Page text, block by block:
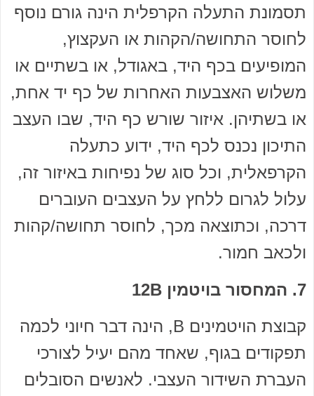
תסמונת התעלה הקרפלית הינה גורם נוסף
לחוסר התחושה/הקהות או העקצוץ,
המופיעים בכף היד, באגודל, או בשתיים או
משלוש האצבעות האחרות של כף יד אחת,
או בשתיהן. איזור שורש כף היד, שבו העצב
התיכון נכנס לכף היד, ידוע כתעלה
הקרפאלית, וכל סוג של נפיחות באיזור זה,
עלול לגרום ללחץ על העצבים העוברים
דרכה, וכתוצאה מכך, לחוסר תחושה/קהות
ולכאב חמור.
7. המחסור בויטמין 12B
קבוצת הויטמינים B, הינה דבר חיוני לכמה
תפקודים בגוף, שאחד מהם יעיל לצורכי
העברת השידור העצבי. לאנשים הסובלים